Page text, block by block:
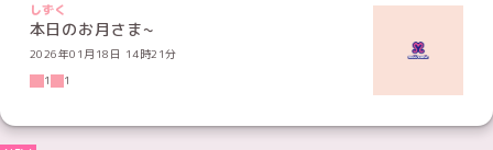
しずく
本日のお月さま~
2026年01月18日 14時21分
1
1